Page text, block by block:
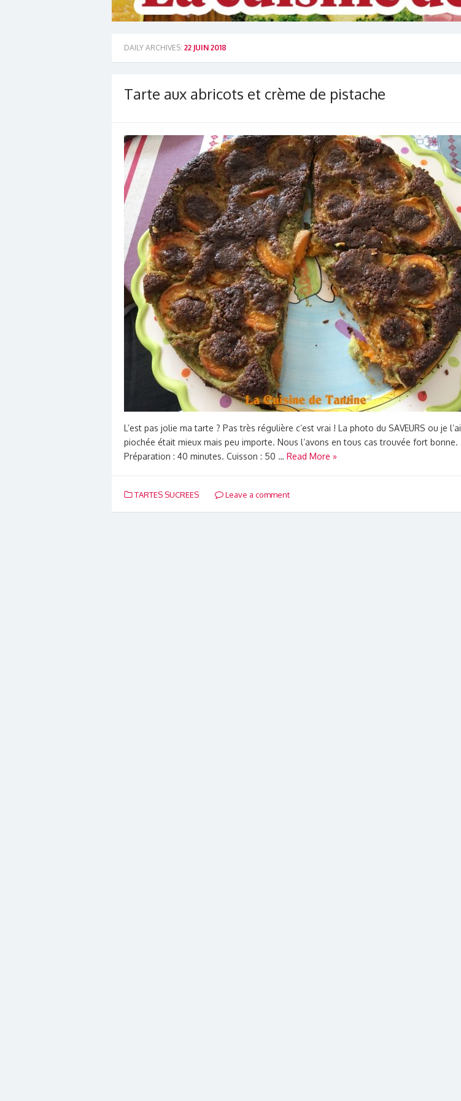
DAILY ARCHIVES: 22 JUIN 2018
Tarte aux abricots et crème de pistache
L’est pas jolie ma tarte ? Pas très régulière c’est vrai ! La photo du SAVEURS ou je l’ai
piochée était mieux mais peu importe. Nous l’avons en tous cas trouvée fort bonne.
Préparation : 40 minutes. Cuisson : 50 … Read More »
TARTES SUCREES Leave a comment